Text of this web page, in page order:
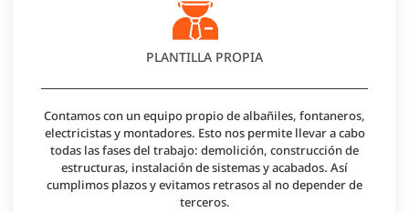
PLANTILLA PROPIA
Contamos con un equipo propio de albañiles, fontaneros,
electricistas y montadores. Esto nos permite llevar a cabo
todas las fases del trabajo: demolición, construcción de
estructuras, instalación de sistemas y acabados. Así
cumplimos plazos y evitamos retrasos al no depender de
terceros.